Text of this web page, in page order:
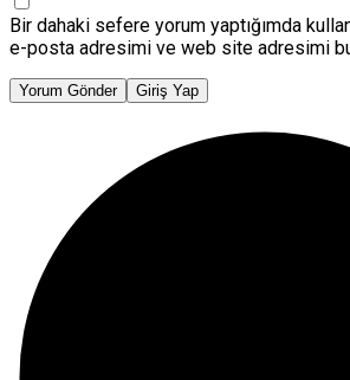
Bir dahaki sefere yorum yaptığımda
e-posta adresimi ve web site adresimi bu
Yorum Gönder Giriş Yap